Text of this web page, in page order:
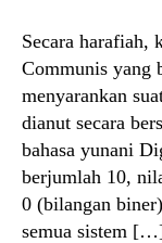
Secara harafiah,
Communis yang
menyarankan
dianut secara
bahasa yunani
berjumlah 10,
0 (bilangan
semua sistem